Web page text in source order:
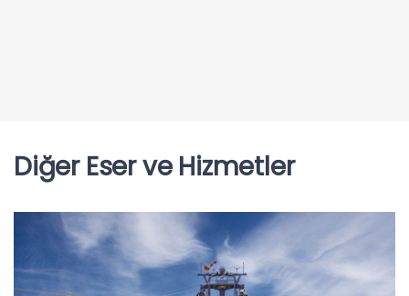
Diğer Eser ve Hizmetler